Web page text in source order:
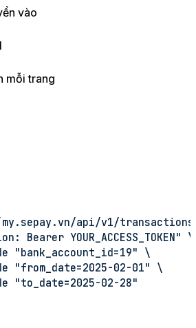
vào
mỗi trang
api/v1/
Bearer YOUR_ACCESS_TOKEN" \
"bank_account_id=19" \
"from_date=2025-02-01" \
"to_date=2025-02-28"